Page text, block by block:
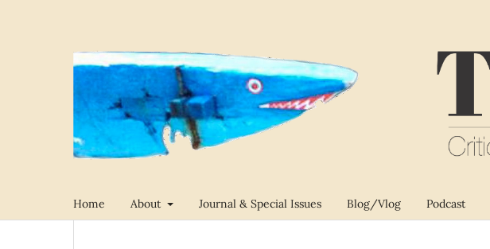
Home About Journal & Special Issues Blog/Vlog Podcast